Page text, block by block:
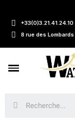
+33(0)3.21.41.24.10
8 rue des